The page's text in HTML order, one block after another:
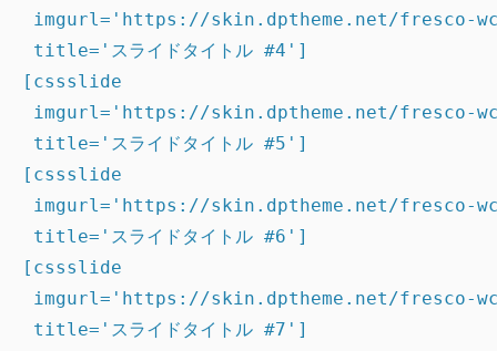
imgurl='https://skin.dptheme.net/fresco-
title='スライドタイトル #4']
[cssslide
imgurl='https://skin.dptheme.net/fresco-
title='スライドタイトル #5']
[cssslide
imgurl='https://skin.dptheme.net/fresco-
title='スライドタイトル #6']
[cssslide
imgurl='https://skin.dptheme.net/fresco-
title='スライドタイトル #7']